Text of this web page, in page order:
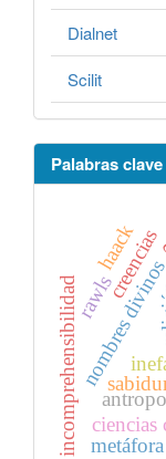
Dialnet
Scilit
Palabras clave
nombres
incomprehensibilidad
creencias
ciencias
rawls
metáfora
haack